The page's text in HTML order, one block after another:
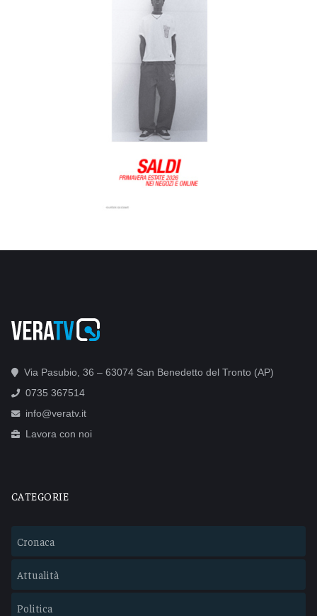
Via Pasubio, 36 – 63074 San Benedetto del Tronto (AP)
0735 367514
info@veratv.it
Lavora con noi
CATEGORIE
Cronaca
Attualità
Politica